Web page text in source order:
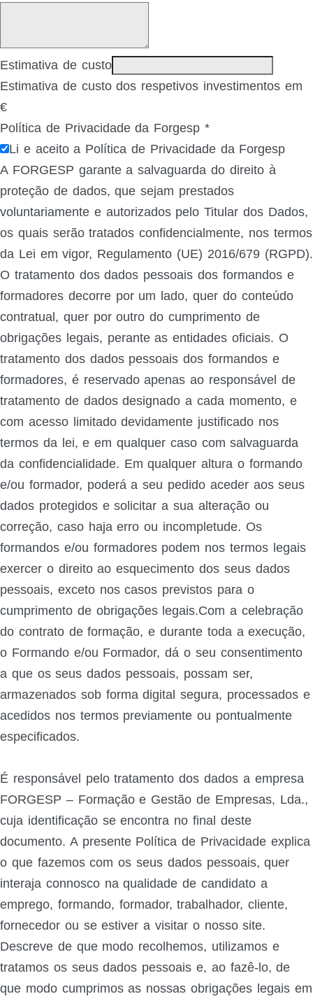
Estimativa de custo
Estimativa de custo dos respetivos investimentos em
€
Política de Privacidade da Forgesp *
Li e aceito a Política de Privacidade da Forgesp
A FORGESP garante a salvaguarda do direito à
proteção de dados, que sejam prestados
voluntariamente e autorizados pelo Titular dos Dados,
os quais serão tratados confidencialmente, nos termos
da Lei em vigor, Regulamento (UE) 2016/679 (RGPD).
O tratamento dos dados pessoais dos formandos e
formadores decorre por um lado, quer do conteúdo
contratual, quer por outro do cumprimento de
obrigações legais, perante as entidades oficiais. O
tratamento dos dados pessoais dos formandos e
formadores, é reservado apenas ao responsável de
tratamento de dados designado a cada momento, e
com acesso limitado devidamente justificado nos
termos da lei, e em qualquer caso com salvaguarda
da confidencialidade. Em qualquer altura o formando
e/ou formador, poderá a seu pedido aceder aos seus
dados protegidos e solicitar a sua alteração ou
correção, caso haja erro ou incompletude. Os
formandos e/ou formadores podem nos termos legais
exercer o direito ao esquecimento dos seus dados
pessoais, exceto nos casos previstos para o
cumprimento de obrigações legais.Com a celebração
do contrato de formação, e durante toda a execução,
o Formando e/ou Formador, dá o seu consentimento
a que os seus dados pessoais, possam ser,
armazenados sob forma digital segura, processados e
acedidos nos termos previamente ou pontualmente
especificados.
É responsável pelo tratamento dos dados a empresa
FORGESP – Formação e Gestão de Empresas, Lda.,
cuja identificação se encontra no final deste
documento. A presente Política de Privacidade explica
o que fazemos com os seus dados pessoais, quer
interaja connosco na qualidade de candidato a
emprego, formando, formador, trabalhador, cliente,
fornecedor ou se estiver a visitar o nosso site.
Descreve de que modo recolhemos, utilizamos e
tratamos os seus dados pessoais e, ao fazê-lo, de
que modo cumprimos as nossas obrigações legais em